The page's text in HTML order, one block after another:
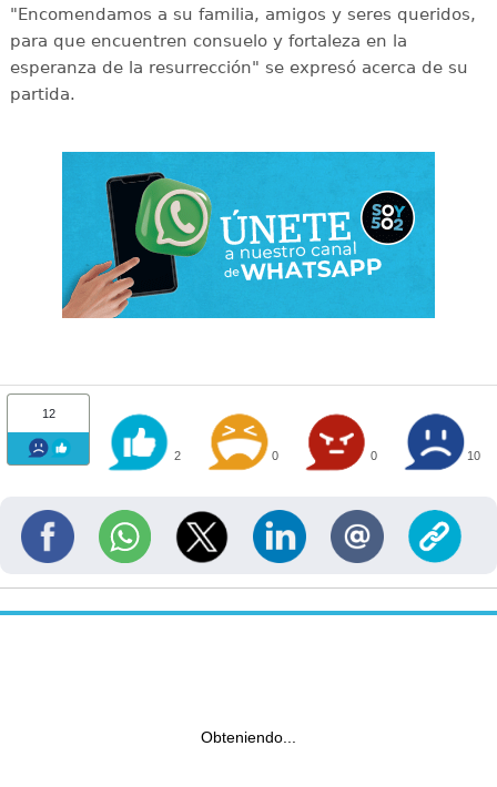
"Encomendamos a su familia, amigos y seres queridos,
para que encuentren consuelo y fortaleza en la
esperanza de la resurrección" se expresó acerca de su
partida.
12
2 0 0 10
Obteniendo...